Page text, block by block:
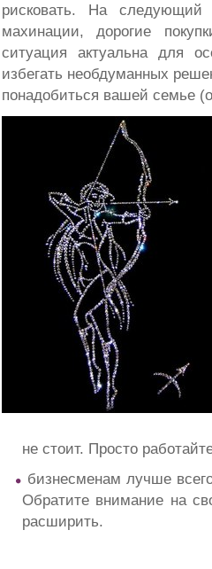
рисковать. На следующий
махинации, дорогие
ситуация актуальна для
избегать необдуманных
понадобиться вашей семье
не стоит. Просто
бизнесменам лучше
Обратите внимание на
расширить.